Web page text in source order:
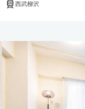
西武柳沢